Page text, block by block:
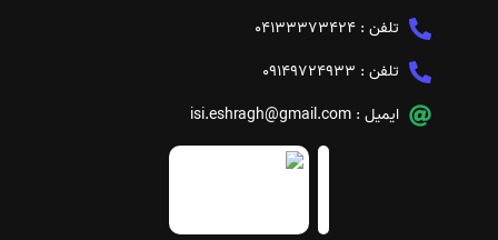
تلفن : 04133373424
تلفن : 09149724933
ایمیل : isi.eshragh@gmail.com